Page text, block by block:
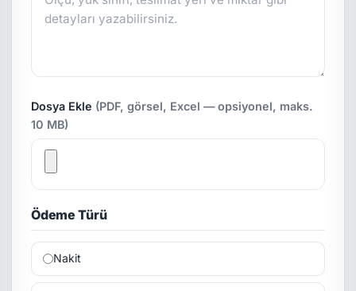
Dosya Ekle (PDF, görsel, Excel — opsiyonel, maks.
10 MB)
Ödeme Türü
Nakit